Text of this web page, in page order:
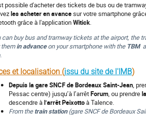
possible d'acheter des tickets de bus ou de
les acheter en avancesur votre smartphone
grâce à l'applicationWitick.
can buy bus and tramway tickets at the airport, the
themin advance on your smartphone with the TBM
et localisation (issu du site de l'IMB)
Depuis la gare SNCF de Bordeaux Saint-Jean ,
Pessac centre) jusqu’à l’arrêtForum , ou prendre
descendre àl’arrêt Peixottoà Talence.
From thetrain station(gare SNCF de Bordeaux